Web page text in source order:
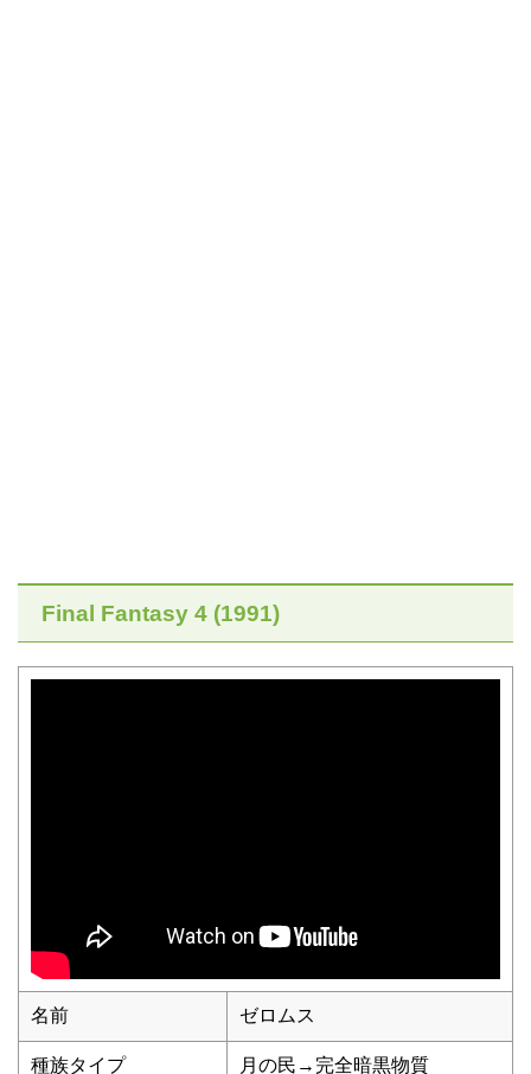
Final Fantasy 4 (1991)
名前 ゼロムス
種族タイプ 月の民→完全暗黒物質